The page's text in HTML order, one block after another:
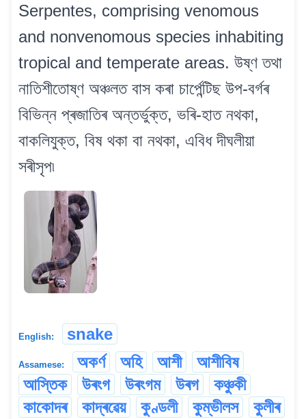
Serpentes, comprising venomous
and nonvenomous species inhabiting
tropical and temperate areas. উষ্ণ তথা
নাতিশীতোষ্ণ অঞ্চলত বাস কৰা চাৰ্পেন্টিছ উপ-বৰ্গৰ
বিভিন্ন প্ৰজাতিৰ অন্তৰ্ভুক্ত, ভৰি-হাত নথকা,
বাকলিযুক্ত, বিষ থকা বা নথকা, এবিধ দীঘলীয়া
সৰীসৃপ৷
English: snake
Assamese: অকৰ্ণ অহি আশী
আশীবিষ
আস্তিক
উৰংগ উৰংগম উৰগ
কঞ্চুকী
কাকোদৰ
কাদ্ৰৱেয় কুণ্ডলী কুম্ভীলস
কুলীৰ